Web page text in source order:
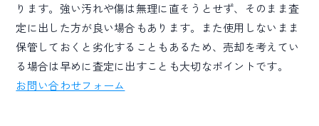
ります。強い汚れや傷は無理に直そうとせず、そのまま査
定に出した方が良い場合もあります。また使用しないまま
保管しておくと劣化することもあるため、売却を考えてい
る場合は早めに査定に出すことも大切なポイントです。
お問い合わせフォーム